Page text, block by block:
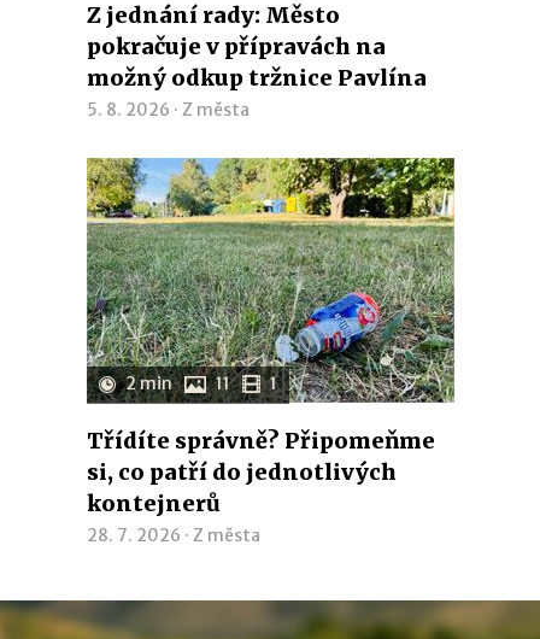
Z jednání rady: Město
pokračuje v přípravách na
možný odkup tržnice Pavlína
5. 8. 2026 · Z města
2 min 11 1
Třídíte správně? Připomeňme
si, co patří do jednotlivých
kontejnerů
28. 7. 2026 · Z města